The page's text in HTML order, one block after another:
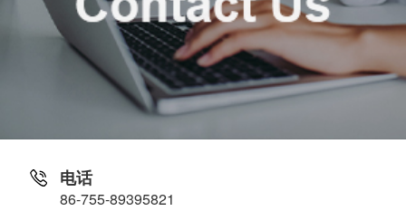
电话
86-755-89395821